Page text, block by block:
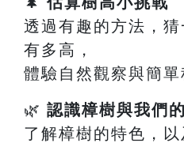
透過有趣的方法，
有多高，
體驗自然觀察與簡單
🌿 認識樟樹與我們
了解樟樹的特色，